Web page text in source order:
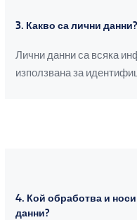
3. Какво са лични данни?
Лични данни са всяка
използвана за
4. Кой обработва и
данни?